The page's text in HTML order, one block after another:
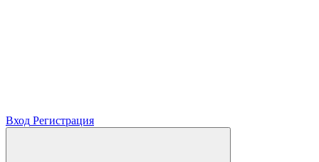
Вход Регистрация